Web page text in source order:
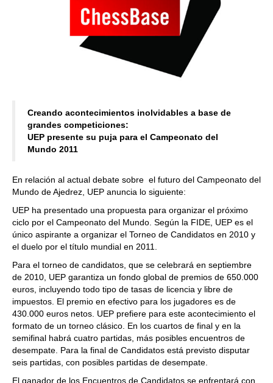
Creando acontecimientos inolvidables a base de
grandes competiciones:
UEP presente su puja para el Campeonato del
Mundo 2011
En relación al actual debate sobre el futuro del Campeonato del
Mundo de Ajedrez, UEP anuncia lo siguiente:
UEP ha presentado una propuesta para organizar el próximo
ciclo por el Campeonato del Mundo. Según la FIDE, UEP es el
único aspirante a organizar el Torneo de Candidatos en 2010 y
el duelo por el título mundial en 2011.
Para el torneo de candidatos, que se celebrará en septiembre
de 2010, UEP garantiza un fondo global de premios de 650.000
euros, incluyendo todo tipo de tasas de licencia y libre de
impuestos. El premio en efectivo para los jugadores es de
430.000 euros netos. UEP prefiere para este acontecimiento el
formato de un torneo clásico. En los cuartos de final y en la
semifinal habrá cuatro partidas, más posibles encuentros de
desempate. Para la final de Candidatos está previsto disputar
seis partidas, con posibles partidas de desempate.
El ganador de los Encuentros de Candidatos se enfrentará con